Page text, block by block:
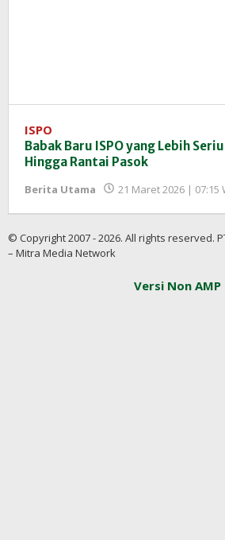
ISPO
Babak Baru ISPO yang Lebih
Hingga Rantai Pasok
Berita Utama 21 Maret 2026 | 07:15
© Copyright 2007 - 2026. All rights reserved.
– Mitra Media Network
Versi Non AMP